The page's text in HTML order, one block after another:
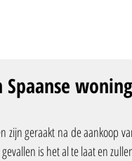
zijn geraakt na de aankoop
is het al te laat en